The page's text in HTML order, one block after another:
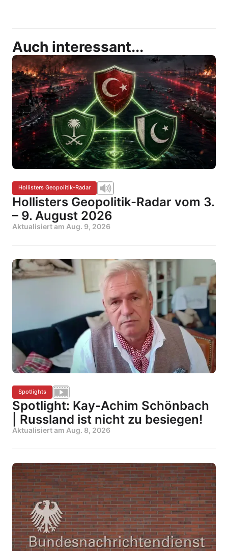
Auch interessant...
Hollisters Geopolitik-Radar
Hollisters Geopolitik-Radar vom 3.
– 9. August 2026
Aktualisiert am Aug. 9, 2026
Spotlights
Spotlight: Kay-Achim Schönbach
| Russland ist nicht zu besiegen!
Aktualisiert am Aug. 8, 2026